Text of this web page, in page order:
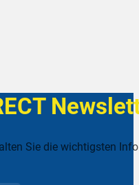
Sie die wichtigsten